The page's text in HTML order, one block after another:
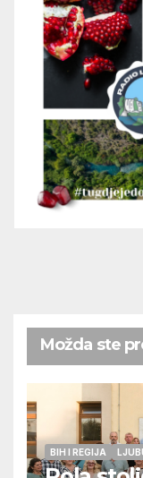
Možda ste
BIH I REGIJA